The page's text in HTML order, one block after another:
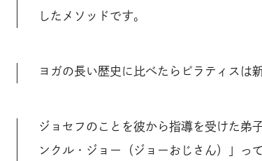
したメソッドです。
ヨガの長い歴史に比べたらピラティスは
ジョセフのことを彼から指導を受けた弟
ンクル・ジョー（ジョーおじさん）」っ